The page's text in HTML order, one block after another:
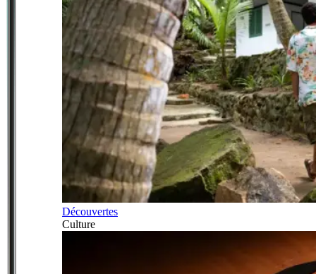
Découvertes
Culture